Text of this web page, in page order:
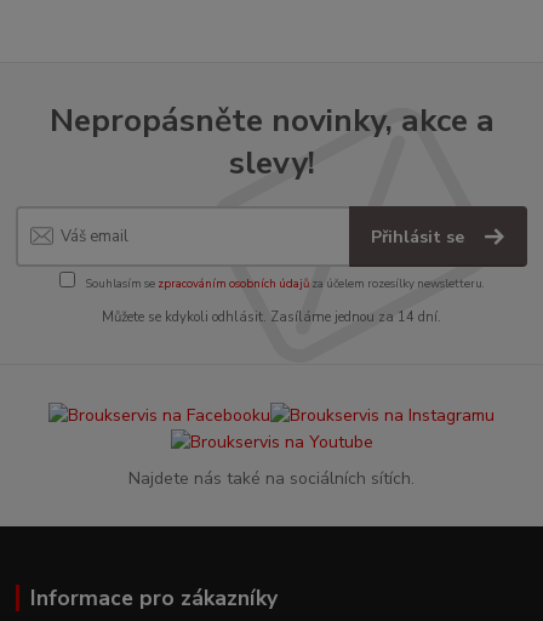
Nepropásněte novinky, akce a
slevy!
Přihlásit se
Souhlasím se zpracováním osobních údajůza účelem rozesílky newsletteru.
Můžete se kdykoli odhlásit. Zasíláme jednou za 14 dní.
Najdete nás také na sociálních sítích.
Informace pro zákazníky